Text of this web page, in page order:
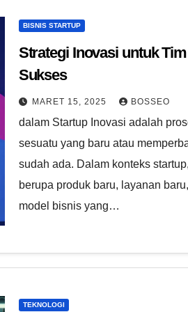
BISNIS STARTUP
Strategi Inovasi untuk
Sukses
MARET 15, 2025 BOSSEO
dalam Startup Inovasi adalah
sesuatu yang baru atau
sudah ada. Dalam konteks
berupa produk baru, layanan
model bisnis yang…
TEKNOLOGI